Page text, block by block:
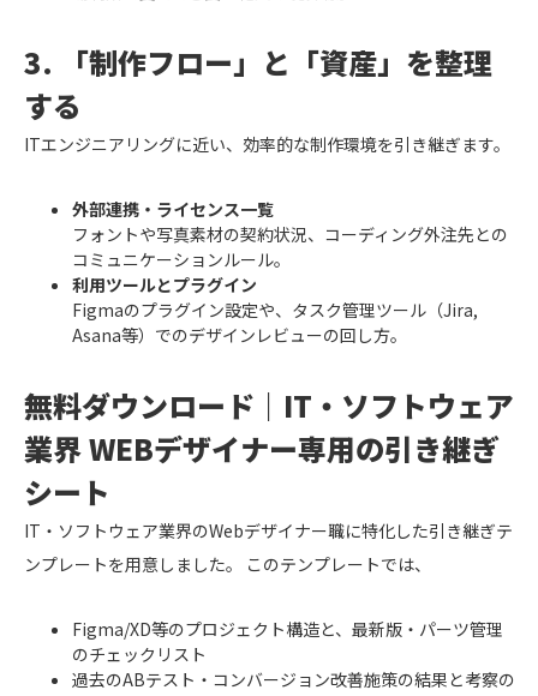
3. 「制作フロー」と「資産」を整理
する
ITエンジニアリングに近い、効率的な制作環境を引き継ぎます。
外部連携・ライセンス一覧
フォントや写真素材の契約状況、コーディング外注先との
コミュニケーションルール。
利用ツールとプラグイン
Figmaのプラグイン設定や、タスク管理ツール（Jira,
Asana等）でのデザインレビューの回し方。
無料ダウンロード｜IT・ソフトウェア
業界 WEBデザイナー専用の引き継ぎ
シート
IT・ソフトウェア業界のWebデザイナー職に特化した引き継ぎテ
ンプレートを用意しました。 このテンプレートでは、
Figma/XD等のプロジェクト構造と、最新版・パーツ管理
のチェックリスト
過去のABテスト・コンバージョン改善施策の結果と考察の